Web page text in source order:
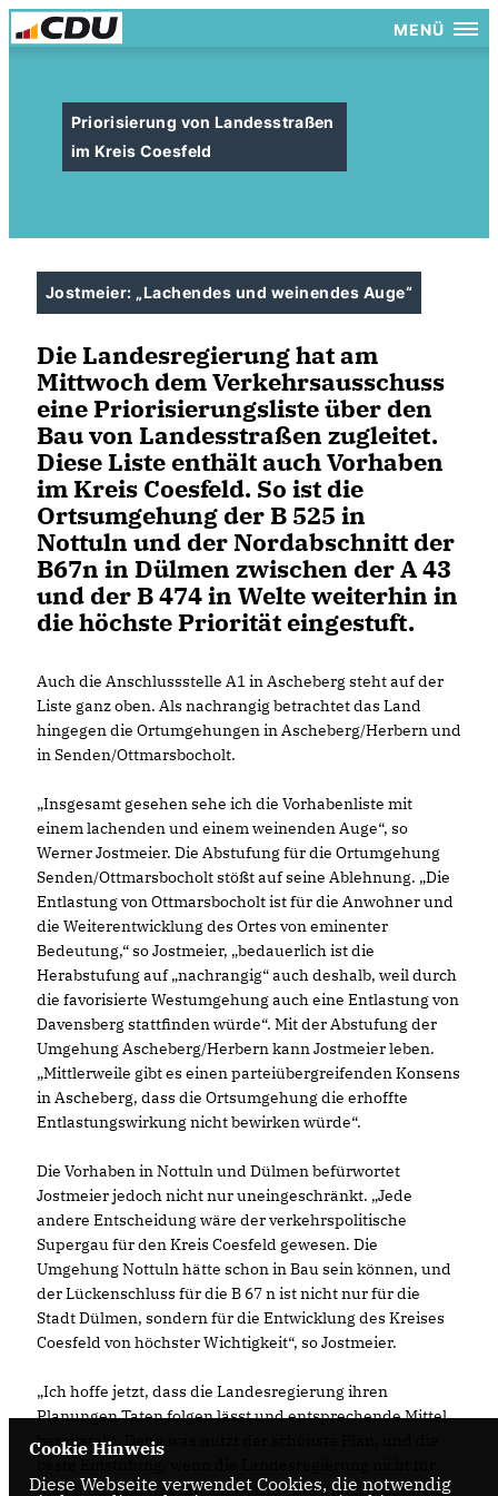
MENÜ
Priorisierung von Landesstraßen
im Kreis Coesfeld
Jostmeier: „Lachendes und weinendes Auge“
Die Landesregierung hat am
Mittwoch dem Verkehrsausschuss
eine Priorisierungsliste über den
Bau von Landesstraßen zugleitet.
Diese Liste enthält auch Vorhaben
im Kreis Coesfeld. So ist die
Ortsumgehung der B 525 in
Nottuln und der Nordabschnitt der
B67n in Dülmen zwischen der A 43
und der B 474 in Welte weiterhin in
die höchste Priorität eingestuft.
Auch die Anschlussstelle A1 in Ascheberg steht auf der
Liste ganz oben. Als nachrangig betrachtet das Land
hingegen die Ortumgehungen in Ascheberg/Herbern und
in Senden/Ottmarsbocholt.
Insgesamt gesehen sehe ich die Vorhabenliste mit
einem lachenden und einem weinenden Auge“, so
Werner Jostmeier. Die Abstufung für die Ortumgehung
Senden/Ottmarsbocholt stößt auf seine Ablehnung. „Die
Entlastung von Ottmarsbocholt ist für die Anwohner und
die Weiterentwicklung des Ortes von eminenter
Bedeutung,“ so Jostmeier, „bedauerlich ist die
Herabstufung auf „nachrangig“ auch deshalb, weil durch
die favorisierte Westumgehung auch eine Entlastung von
Davensberg stattfinden würde“. Mit der Abstufung der
Umgehung Ascheberg/Herbern kann Jostmeier leben.
Mittlerweile gibt es einen parteiübergreifenden Konsens
in Ascheberg, dass die Ortsumgehung die erhoffte
Entlastungswirkung nicht bewirken würde“.
Die Vorhaben in Nottuln und Dülmen befürwortet
Jostmeier jedoch nicht nur uneingeschränkt. „Jede
andere Entscheidung wäre der verkehrspolitische
Supergau für den Kreis Coesfeld gewesen. Die
Umgehung Nottuln hätte schon in Bau sein können, und
der Lückenschluss für die B 67 n ist nicht nur für die
Stadt Dülmen, sondern für die Entwicklung des Kreises
Coesfeld von höchster Wichtigkeit“, so Jostmeier.
Ich hoffe jetzt, dass die Landesregierung ihren
Planungen Taten folgen lässt und entsprechende Mittel
bereitstellt. Denn was nutzt der schönste Plan, und die
die Finanzmittel sorgt. Ich werde daher jetzt besonders
Cookie Hinweis
Diese Webseite verwendet Cookies, die notwendig